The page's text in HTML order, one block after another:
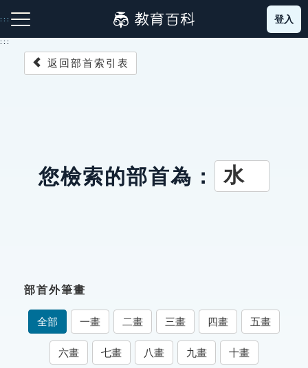
到
主
:::
成語故事
索引選單
知識索引
登入
:::
返回部首索引表
您檢索的部首為： 水
部首外筆畫
全部 一畫 二畫 三畫 四畫 五畫
六畫 七畫 八畫 九畫 十畫